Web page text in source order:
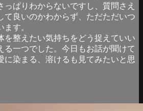
っぱりわからないですし、質問さえ
て良いのかわからず、ただただいつ
ます。
を整えたい気持ちをどう捉えていい
る一つでした。今日もお話が聞けて
に染まる、溶けるも見てみたいと思